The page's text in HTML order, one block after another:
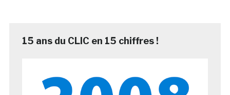
15 ans du CLIC en 15 chiffres !